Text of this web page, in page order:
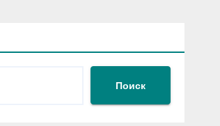
Поиск